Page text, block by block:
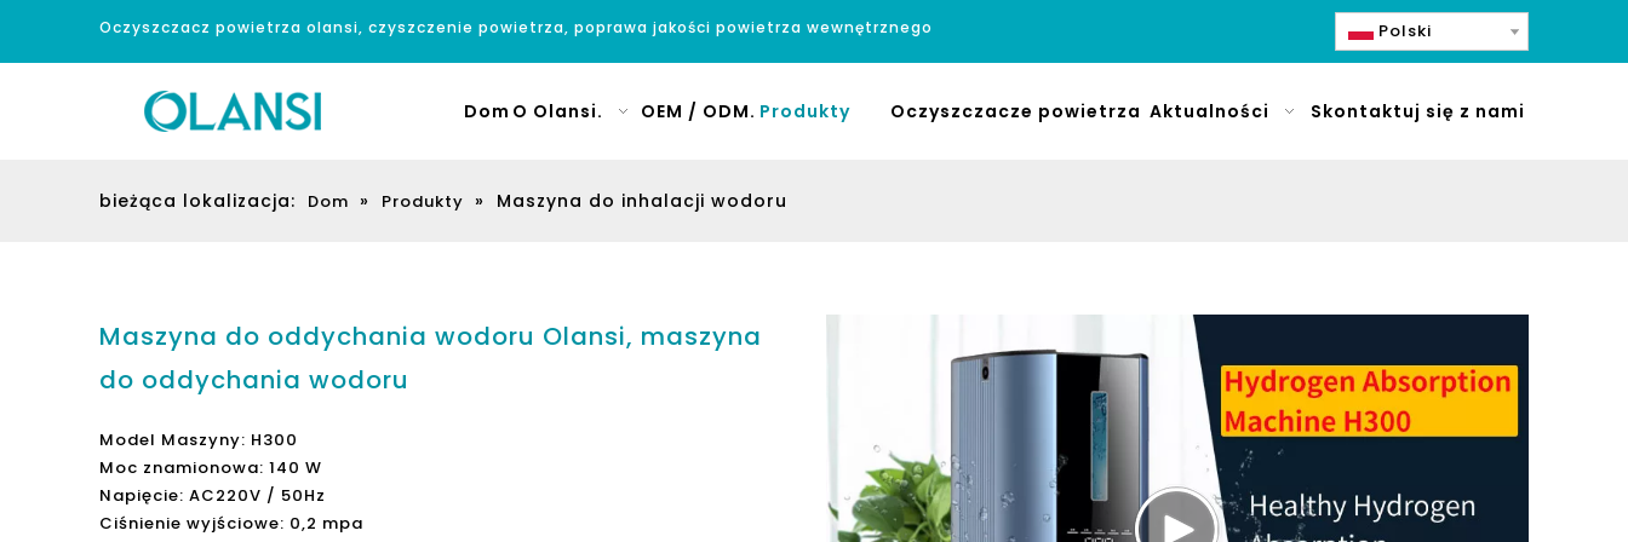
Oczyszczacz powietrza olansi, czyszczenie powietrza, poprawa jakości powietrza wewnętrznego Polski
Dom O Olansi. OEM / ODM. Produkty Oczyszczacze powietrza Aktualności Skontaktuj się z nami
bieżąca lokalizacja: Dom » Produkty » Maszyna do inhalacji wodoru
Maszyna do oddychania wodoru Olansi, maszyna
do oddychania wodoru
Model Maszyny: H300
Moc znamionowa: 140 W
Napięcie: AC220V / 50Hz
Ciśnienie wyjściowe: 0,2 mpa